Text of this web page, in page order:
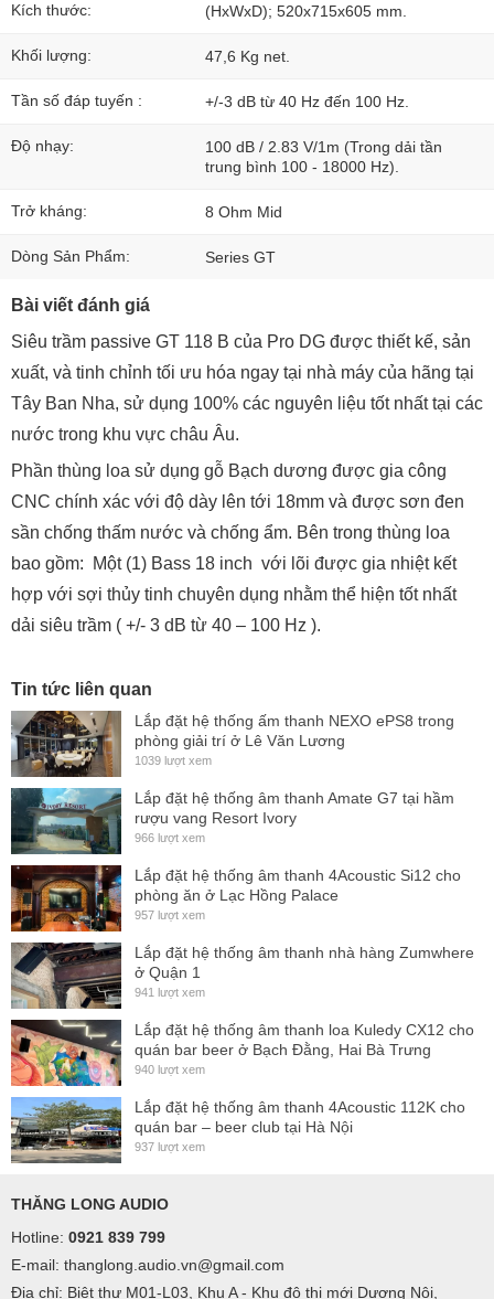
Kích thước: (HxWxD); 520x715x605 mm.
Khối lượng: 47,6 Kg net.
Tần số đáp tuyến : +/-3 dB từ 40 Hz đến 100 Hz.
Độ nhạy:
100 dB / 2.83 V/1m (Trong dải tần
trung bình 100 - 18000 Hz).
Trở kháng: 8 Ohm Mid
Dòng Sản Phẩm: Series GT
Bài viết đánh giá
Siêu trầm passive GT 118 B của Pro DG được thiết kế, sản
xuất, và tinh chỉnh tối ưu hóa ngay tại nhà máy của hãng tại
Tây Ban Nha, sử dụng 100% các nguyên liệu tốt nhất tại các
nước trong khu vực châu Âu.
Phần thùng loa sử dụng gỗ Bạch dương được gia công
CNC chính xác với độ dày lên tới 18mm và được sơn đen
sần chống thấm nước và chống ẩm. Bên trong thùng loa
bao gồm: Một (1) Bass 18 inch với lõi được gia nhiệt kết
hợp với sợi thủy tinh chuyên dụng nhằm thể hiện tốt nhất
dải siêu trầm ( +/- 3 dB từ 40 – 100 Hz ).
Tin tức liên quan
Lắp đặt hệ thống ấm thanh NEXO ePS8 trong
phòng giải trí ở Lê Văn Lương
1039 lượt xem
Lắp đặt hệ thống âm thanh Amate G7 tại hầm
rượu vang Resort Ivory
966 lượt xem
Lắp đặt hệ thống âm thanh 4Acoustic Si12 cho
phòng ăn ở Lạc Hồng Palace
957 lượt xem
Lắp đặt hệ thống âm thanh nhà hàng Zumwhere
ở Quận 1
941 lượt xem
Lắp đặt hệ thống âm thanh loa Kuledy CX12 cho
quán bar beer ở Bạch Đằng, Hai Bà Trưng
940 lượt xem
Lắp đặt hệ thống âm thanh 4Acoustic 112K cho
quán bar – beer club tại Hà Nội
937 lượt xem
THĂNG LONG AUDIO
Hotline: 0921 839 799
E-mail: thanglong.audio.vn@gmail.com
Địa chỉ: Biệt thự M01-L03, Khu A - Khu đô thị mới Dương Nội,